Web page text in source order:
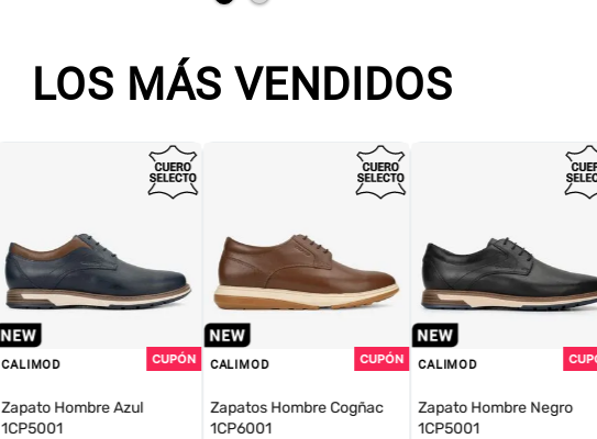
LOS MÁS VENDIDOS
CALIMOD
Zapato Hombre Azul
1CP5001
CALIMOD
Zapatos Hombre Cogñac
1CP6001
CALIMOD
Zapato Hombre Negro
1CP5001